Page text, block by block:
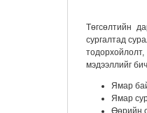
Төгсөлтийн
сургалтад
мэдээллийг
Ямар
Ямар
Өөрийн